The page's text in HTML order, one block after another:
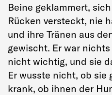
Beine geklammert,
Rücken versteckt, nie
und ihre Tränen aus
gewischt. Er war
nicht wichtig, und sie
Er wusste nicht, ob sie
krank, ob ihnen der